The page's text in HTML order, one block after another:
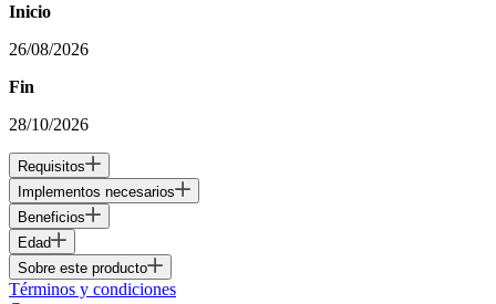
Inicio
26/08/2026
Fin
28/10/2026
Requisitos
Implementos necesarios
Beneficios
Edad
Sobre este producto
Términos y condiciones